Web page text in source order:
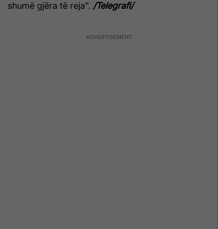
shumë gjëra të reja”. /Telegrafi/